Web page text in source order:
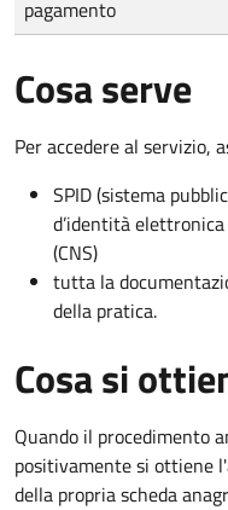
pagamento
Cosa serve
Per accedere al servizio,
SPID (sistema
d’identità
(CNS)
tutta la
della pratica.
Cosa si
Quando il procedimento
positivamente si ottiene
della propria scheda